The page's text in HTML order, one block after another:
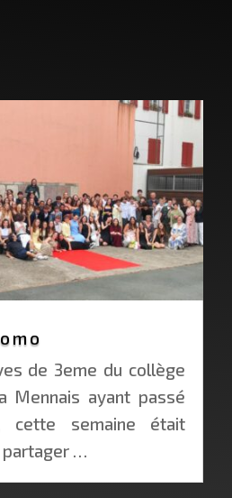
de 3eme du collège
Mennais ayant passé
cette semaine était
…